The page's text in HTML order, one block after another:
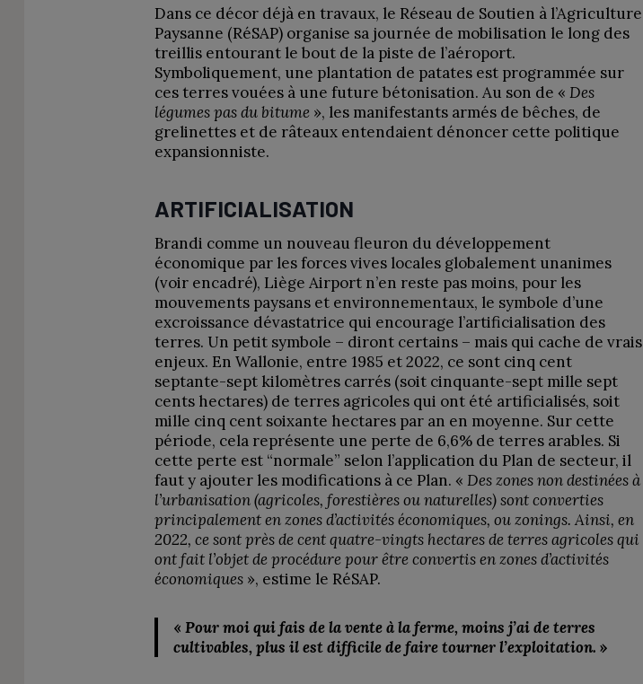
Dans ce décor déjà en travaux, le Réseau de Soutien à l’Agriculture
Paysanne (RéSAP) organise sa journée de mobilisation le long des
treillis entourant le bout de la piste de l’aéroport.
Symboliquement, une plantation de patates est programmée sur
ces terres vouées à une future bétonisation. Au son de « Des
légumes pas du bitume », les manifestants armés de bêches, de
grelinettes et de râteaux entendaient dénoncer cette politique
expansionniste.
ARTIFICIALISATION
Brandi comme un nouveau fleuron du développement
économique par les forces vives locales globalement unanimes
(voir encadré), Liège Airport n’en reste pas moins, pour les
mouvements paysans et environnementaux, le symbole d’une
excroissance dévastatrice qui encourage l’artificialisation des
terres. Un petit symbole – diront certains – mais qui cache de vrais
enjeux. En Wallonie, entre 1985 et 2022, ce sont cinq cent
septante-sept kilomètres carrés (soit cinquante-sept mille sept
cents hectares) de terres agricoles qui ont été artificialisés, soit
mille cinq cent soixante hectares par an en moyenne. Sur cette
période, cela représente une perte de 6,6% de terres arables. Si
cette perte est “normale” selon l’application du Plan de secteur, il
faut y ajouter les modifications à ce Plan. « Des zones non destinées à
l’urbanisation (agricoles, forestières ou naturelles) sont converties
principalement en zones d’activités économiques, ou zonings. Ainsi, en
2022, ce sont près de cent quatre-vingts hectares de terres agricoles qui
ont fait l’objet de procédure pour être convertis en zones d’activités
économiques », estime le RéSAP.
« Pour moi qui fais de la vente à la ferme, moins j’ai de terres
cultivables, plus il est difficile de faire tourner l’exploitation. »